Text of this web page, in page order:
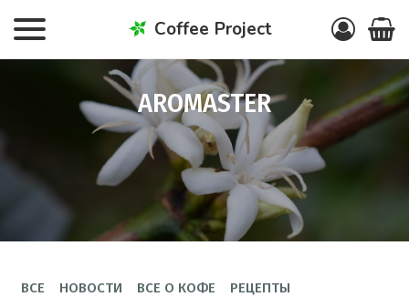
Coffee Project
AROMASTER
ВСЕ НОВОСТИ ВСЕ О КОФЕ РЕЦЕПТЫ